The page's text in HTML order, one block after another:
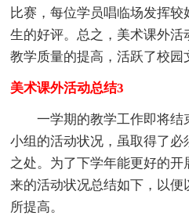
比赛，每位学员唱临场发挥
生的好评。总之，美术课外
教学质量的提高，活跃了校园
美术课外活动总结3
一学期的教学工作即将
小组的活动状况，虽取得了必
之处。为了下学年能更好的
来的活动状况总结如下，以
所提高。